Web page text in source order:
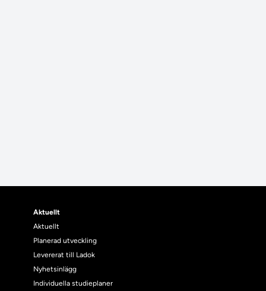
Aktuellt
Aktuellt
Planerad utveckling
Levererat till Ladok
Nyhetsinlägg
Individuella studieplaner